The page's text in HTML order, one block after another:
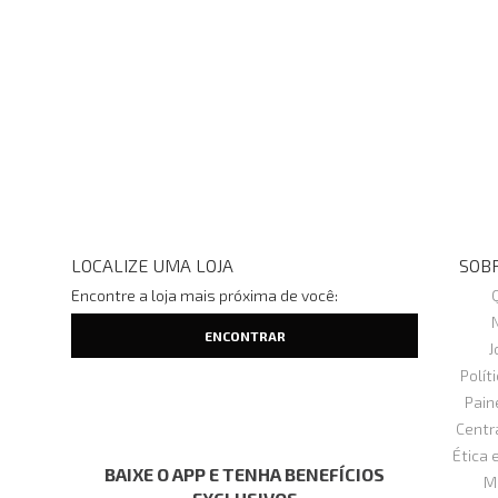
LOCALIZE UMA LOJA
Encontre a loja mais próxima de você:
BAIXE O APP E TENHA BENEFÍCIOS
Ética